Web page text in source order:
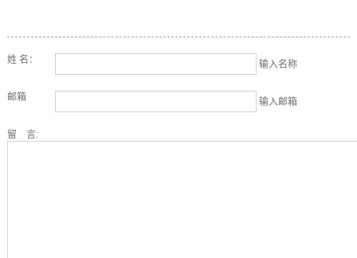
姓 名： 输入名称
邮箱 输入邮箱
留 言: